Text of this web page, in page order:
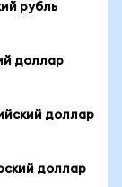
рубль
доллар
доллар
доллар